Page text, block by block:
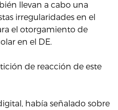
llevan a cabo una
irregularidades en el
el otorgamiento de
en el DE.
de reacción de este
había señalado sobre